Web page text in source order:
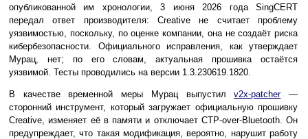
опубликованной им хронологии, 3 июня 2026 года SingCERT
передал ответ производителя: Creative не считает проблему
уязвимостью, поскольку, по оценке компании, она не создаёт риска
кибербезопасности. Официального исправления, как утверждает
Мурац, нет; по его словам, актуальная прошивка остаётся
уязвимой. Тесты проводились на версии 1.3.230619.1820.
В качестве временной меры Мурац выпустилv2x-patcher—
сторонний инструмент, который загружает официальную прошивку
Creative, изменяет её в памяти и отключает CTP-over-Bluetooth. Он
предупреждает, что такая модификация, вероятно, нарушит работу